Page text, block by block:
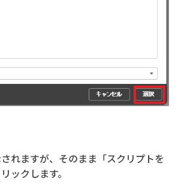
れますが、そのまま「スクリプトを
ックします。